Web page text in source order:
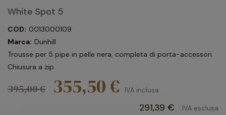
White Spot 5
COD: 0013000109
Marca: Dunhill
Trousse per 5 pipe in pelle nera, completa di porta-accessori.
Chiusura a zip.
395,00 € 355,50 € IVA inclusa
291,39 € IVA esclusa